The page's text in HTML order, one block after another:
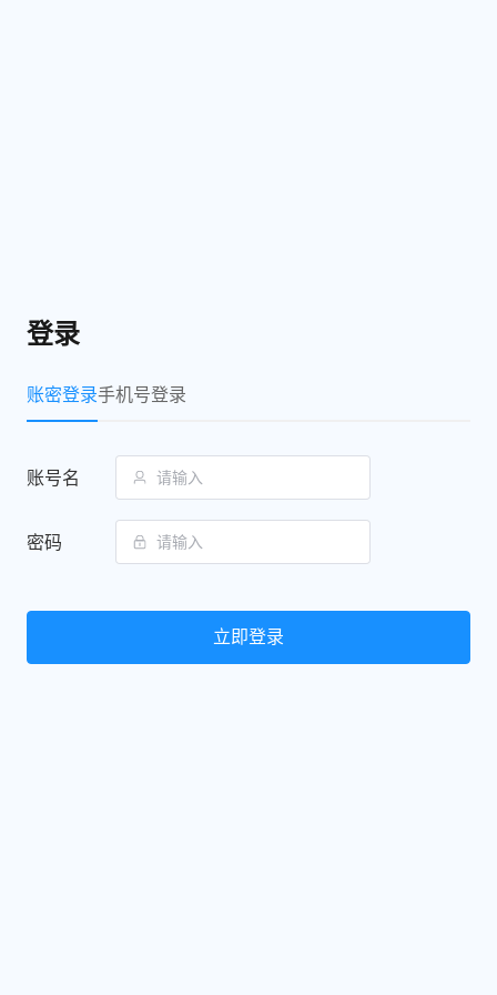
登录
账密登录手机号登录
账号名
密码
立即登录